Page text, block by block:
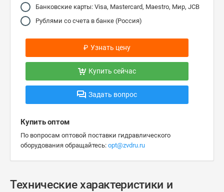
Банковские карты: Visa, Mastercard, Maestro, Мир, JCB
Рублями со счета в банке (Россия)
₽ Узнать цену
Купить сейчас
Задать вопрос
Купить оптом
По вопросам оптовой поставки гидравлического
оборудования обращайтесь: opt@zvdru.ru
Технические характеристики и